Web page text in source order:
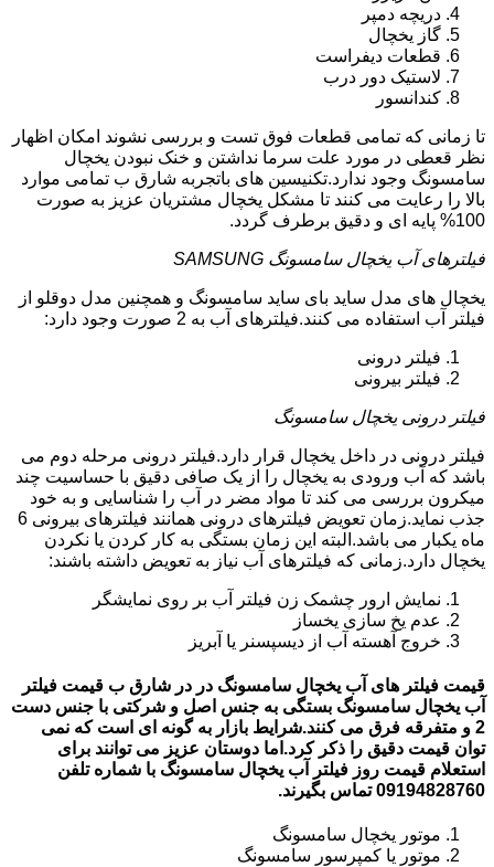
دریچه دمپر
گاز یخچال
قطعات دیفراست
لاستیک دور درب
کندانسور
تا زمانی که تمامی قطعات فوق تست و بررسی نشوند امکان اظهار
نظر قعطی در مورد علت سرما نداشتن و خنک نبودن یخچال
سامسونگ وجود ندارد.تکنیسین های باتجربه شارق ب تمامی موارد
بالا را رعایت می کنند تا مشکل یخچال مشتریان عزیز به صورت
100% پایه ای و دقیق برطرف گردد.
فیلترهای آب یخچال سامسونگ SAMSUNG
یخچال های مدل ساید بای ساید سامسونگ و همچنین مدل دوقلو از
فیلتر آب استفاده می کنند.فیلترهای آب به 2 صورت وجود دارد:
فیلتر درونی
فیلتر بیرونی
فیلتر درونی یخچال سامسونگ
فیلتر درونی در داخل یخچال قرار دارد.فیلتر درونی مرحله دوم می
باشد که آب ورودی به یخچال را از یک صافی دقیق با حساسیت چند
میکرون بررسی می کند تا مواد مضر در آب را شناسایی و به خود
جذب نماید.زمان تعویض فیلترهای درونی همانند فیلترهای بیرونی 6
ماه یکبار می باشد.البته این زمان بستگی به کار کردن یا نکردن
یخچال دارد.زمانی که فیلترهای آب نیاز به تعویض داشته باشند:
نمایش ارور چشمک زن فیلتر آب بر روی نمایشگر
عدم یخ سازی یخساز
خروج آهسته آب از دیسپسنر یا آبریز
قیمت فیلتر های آب یخچال سامسونگ در در شارق ب قیمت فیلتر
آب یخچال سامسونگ بستگی به جنس اصل و شرکتی با جنس دست
2 و متفرقه فرق می کنند.شرایط بازار به گونه ای است که نمی
توان قیمت دقیق را ذکر کرد.اما دوستان عزیز می توانند برای
استعلام قیمت روز فیلتر آب یخچال سامسونگ با شماره تلفن
09194828760 تماس بگیرند.
موتور یخچال سامسونگ
موتور یا کمپرسور سامسونگ